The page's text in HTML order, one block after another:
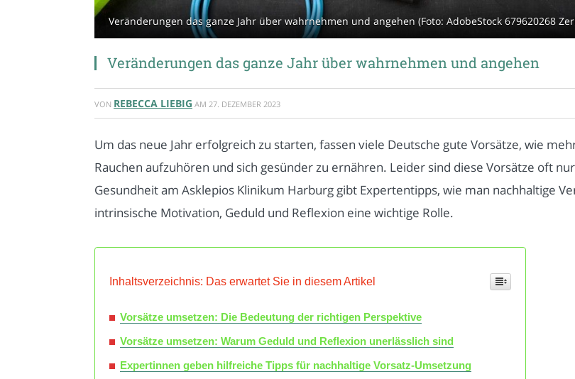
Veränderungen das ganze Jahr über wahrnehmen und angehen (Foto: AdobeStock 679620268
Veränderungen das ganze Jahr über wahrnehmen und angehen
VON REBECCA LIEBIG AM 27. DEZEMBER 2023
Um das neue Jahr erfolgreich zu starten, fassen viele Deutsche gute Vorsätze, wie
Rauchen aufzuhören und sich gesünder zu ernähren. Leider sind diese Vorsätze oft
Gesundheit am Asklepios Klinikum Harburg gibt Expertentipps, wie man nachhaltige
intrinsische Motivation, Geduld und Reflexion eine wichtige Rolle.
Inhaltsverzeichnis: Das erwartet Sie in diesem Artikel
Vorsätze umsetzen: Die Bedeutung der richtigen Perspektive
Vorsätze umsetzen: Warum Geduld und Reflexion unerlässlich sind
Expertinnen geben hilfreiche Tipps für nachhaltige Vorsatz-Umsetzung